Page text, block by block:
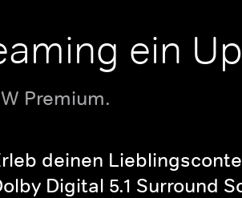
ein
Premium.
deinen
Digital 5.1 Surround